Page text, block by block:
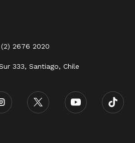
2676 2020
333, Santiago, Chile